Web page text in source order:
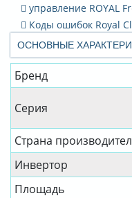
ОСНОВНЫЕ
Бренд
Серия
Страна
Инвертор
Площадь
управление ROYAL
Коды ошибок Royal